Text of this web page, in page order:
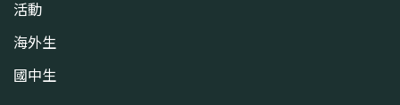
活動
海外生
國中生